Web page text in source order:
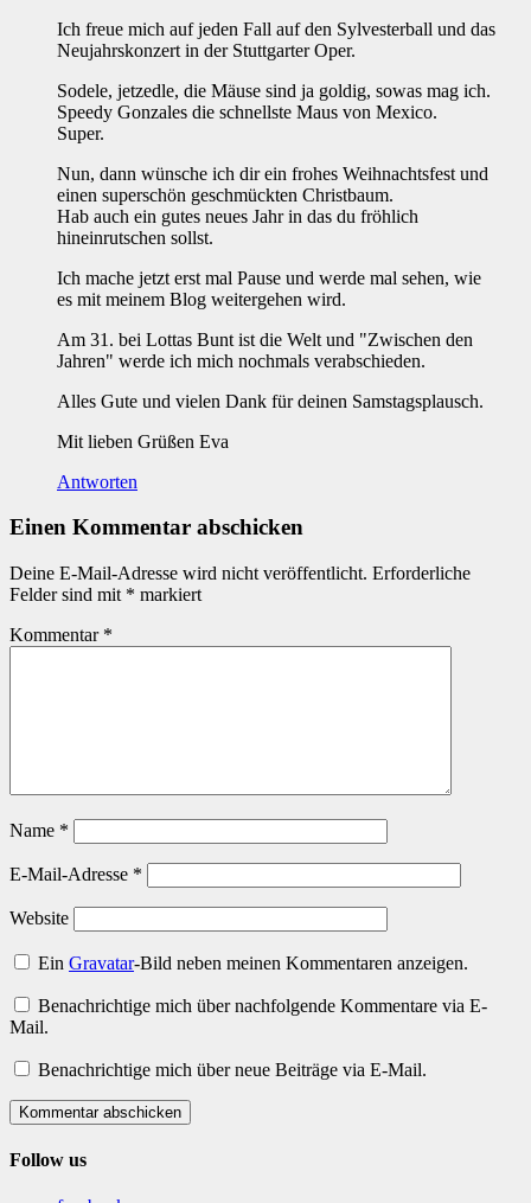
Ich freue mich auf jeden Fall auf den Sylvesterball und das
Neujahrskonzert in der Stuttgarter Oper.
Sodele, jetzedle, die Mäuse sind ja goldig, sowas mag ich.
Speedy Gonzales die schnellste Maus von Mexico.
Super.
Nun, dann wünsche ich dir ein frohes Weihnachtsfest und
einen superschön geschmückten Christbaum.
Hab auch ein gutes neues Jahr in das du fröhlich
hineinrutschen sollst.
Ich mache jetzt erst mal Pause und werde mal sehen, wie
es mit meinem Blog weitergehen wird.
Am 31. bei Lottas Bunt ist die Welt und "Zwischen den
Jahren" werde ich mich nochmals verabschieden.
Alles Gute und vielen Dank für deinen Samstagsplausch.
Mit lieben Grüßen Eva
Antworten
Einen Kommentar abschicken
Deine E-Mail-Adresse wird nicht veröffentlicht. Erforderliche
Felder sind mit * markiert
Kommentar *
Name *
E-Mail-Adresse *
Website
EinGravatar-Bild neben meinen Kommentaren anzeigen.
Benachrichtige mich über nachfolgende Kommentare via E-
Mail.
Benachrichtige mich über neue Beiträge via E-Mail.
Kommentar abschicken
Follow us